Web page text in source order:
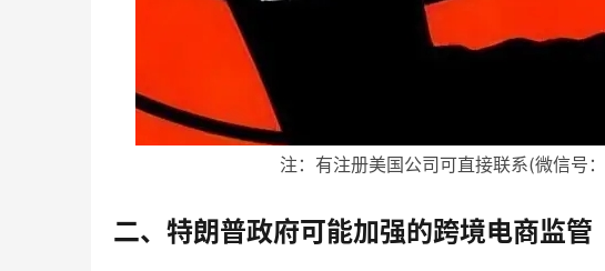
注：有注册美国公司可直接联系(微信号：
二、特朗普政府可能加强的跨境电商监管